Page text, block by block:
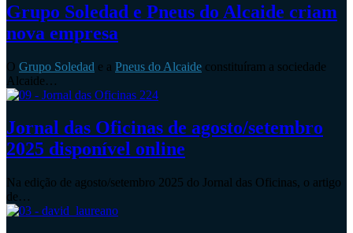
Grupo Soledad e Pneus do Alcaide criam
nova empresa
O Grupo Soledad e a Pneus do Alcaide constituíram a sociedade
Alcaide…
Jornal das Oficinas de agosto/setembro
2025 disponível online
Na edição de agosto/setembro 2025 do Jornal das Oficinas, o artigo
de…